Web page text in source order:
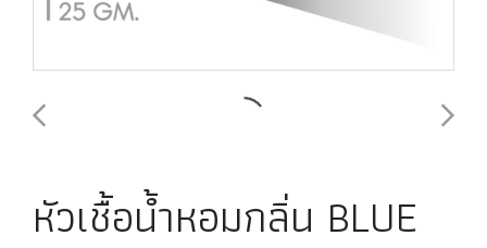
หัวเชื้อน้ำหอมกลิ่น BLUE